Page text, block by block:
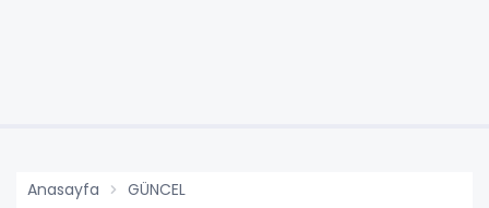
Anasayfa GÜNCEL